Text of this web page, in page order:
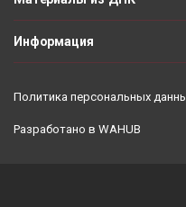
Информация
Политика персональных
Разработано в WAHUB